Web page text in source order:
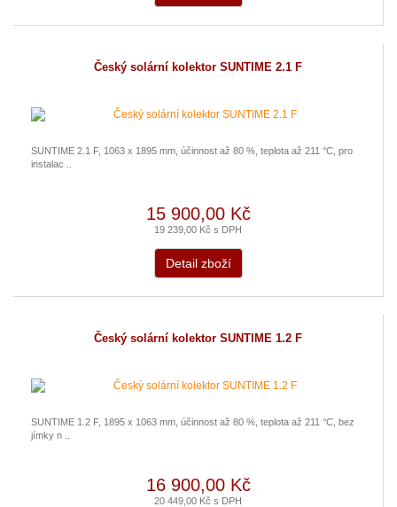
Český solární kolektor SUNTIME 2.1 F
SUNTIME 2.1 F, 1063 x 1895 mm, účinnost až 80 %, teplota až 211 °C, pro
instalac ..
15 900,00 Kč
19 239,00 Kč s DPH
Detail zboží
Český solární kolektor SUNTIME 1.2 F
SUNTIME 1.2 F, 1895 x 1063 mm, účinnost až 80 %, teplota až 211 °C, bez
jímky n ..
16 900,00 Kč
20 449,00 Kč s DPH